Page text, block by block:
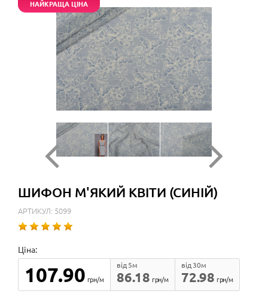
НАЙКРАЩА ЦІНА
ШИФОН М'ЯКИЙ КВІТИ (СИНІЙ)
АРТИКУЛ: 5099
Ціна:
107.90 грн/м 86.18
від 5м
грн/м
72.98
від 30м
грн/м